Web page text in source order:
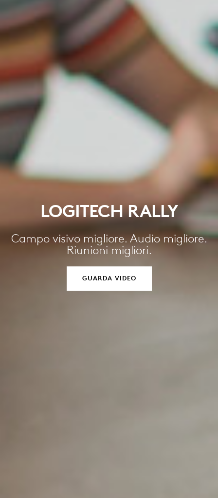
LOGITECH RALLY
Campo visivo migliore. Audio migliore.
Riunioni migliori.
GUARDA VIDEO